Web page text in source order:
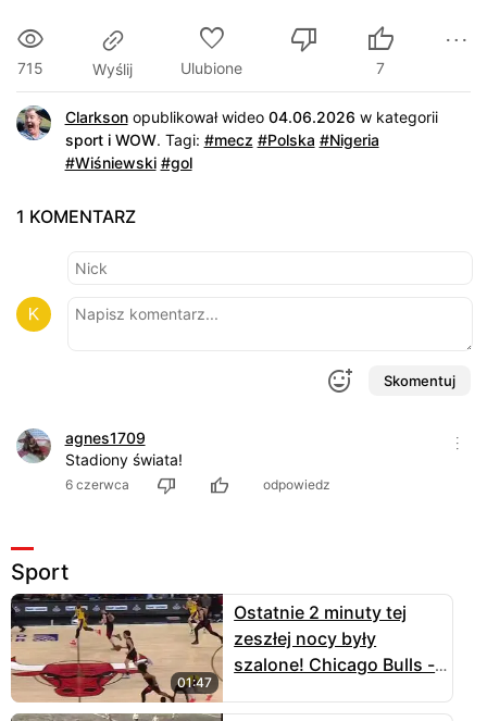
715 Wyślij Ulubione 7
Clarksonopublikował wideo 04.06.2026 w kategorii
sport i WOW. Tagi: #mecz #Polska #Nigeria
#Wiśniewski #gol
1 KOMENTARZ
Skomentuj
agnes1709
Stadiony świata!
6 czerwca odpowiedz
Sport
01:47
Ostatnie 2 minuty tej
zeszłej nocy były
szalone! Chicago Bulls -